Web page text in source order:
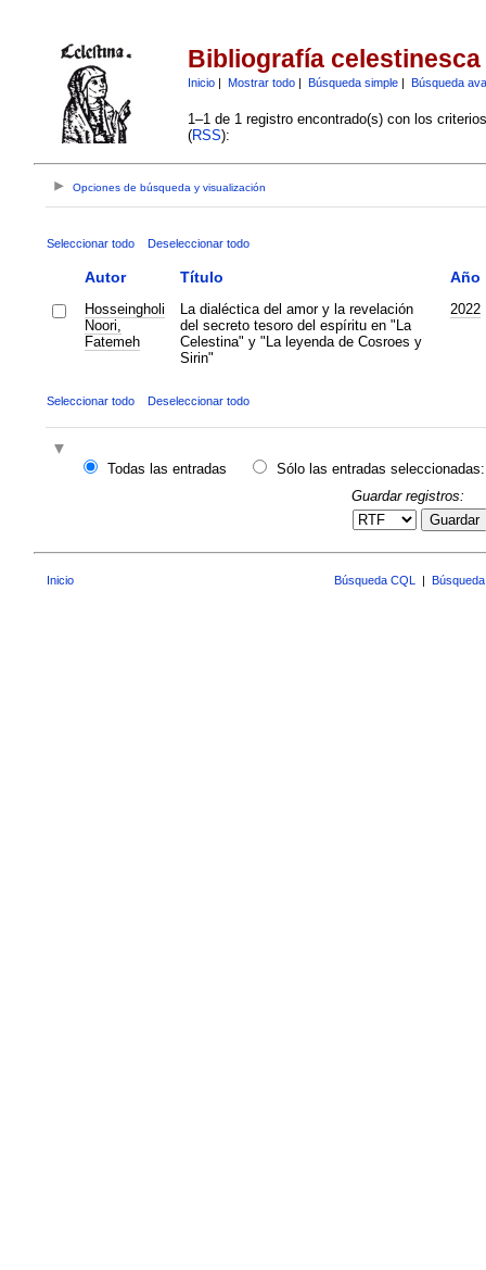
Bibliografía celestinesca
Inicio| Mostrar todo| Búsqueda simple| Búsqueda
1–1 de 1 registro encontrado(s) con los
(RSS):
Opciones de búsqueda y visualización
Seleccionar todo Deseleccionar todo
Autor Título Año
Hosseingholi
Noori,
Fatemeh
La dialéctica del amor y la revelación
del secreto tesoro del espíritu en "La
Celestina" y "La leyenda de Cosroes y
Sirin"
2022
Seleccionar todo Deseleccionar todo
Todas las entradas
Sólo las entradas seleccionadas:
Guardar registros:
Guardar
Inicio Búsqueda CQL